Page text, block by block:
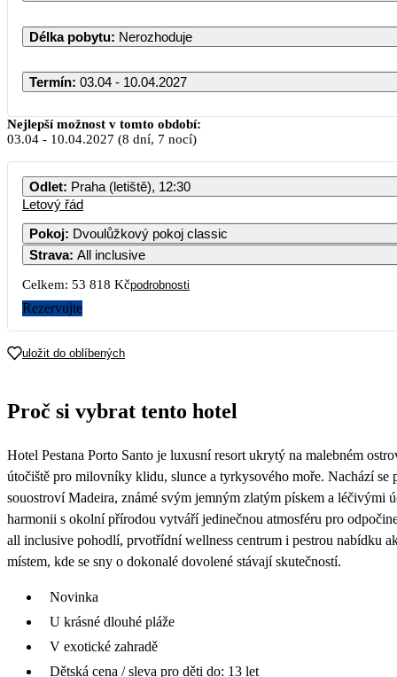
Délka pobytu: Nerozhoduje
Termín: 03.04 - 10.04.2027
Duben 2027
PO ÚT ST ČT PÁ
Nejlepší možnost v tomto období:
03.04 - 10.04.2027 (8 dní, 7 nocí)
Odlet: Praha (letiště), 12:30
Letový řád
Pokoj: Dvoulůžkový pokoj classic
Strava: All inclusive
Celkem: 53 818 Kčpodrobnosti
Rezervujte
uložit do oblíbených
Proč si vybrat tento hotel
Hotel Pestana Porto Santo je luxusní resort ukrytý na malebném
útočiště pro milovníky klidu, slunce a tyrkysového moře. Nachází se
souostroví Madeira, známé svým jemným zlatým pískem a léčivými
harmonii s okolní přírodou vytváří jedinečnou atmosféru pro
all inclusive pohodlí, prvotřídní wellness centrum i pestrou nabídku
místem, kde se sny o dokonalé dovolené stávají skutečností.
Novinka
U krásné dlouhé pláže
V exotické zahradě
Dětská cena / sleva pro děti do: 13 let